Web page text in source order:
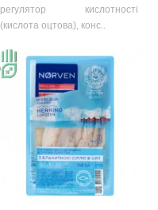
регулятор кислотності
(кислота оцтова), конс..